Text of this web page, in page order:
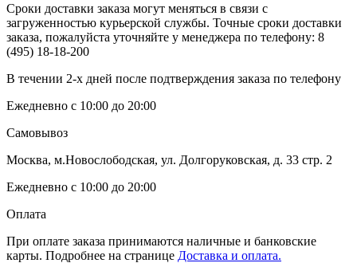
Сроки доставки заказа могут меняться в связи с
загруженностью курьерской службы. Точные сроки доставки
заказа, пожалуйста уточняйте у менеджера по телефону: 8
(495) 18-18-200
В течении 2-х дней после подтверждения заказа по телефону
Ежедневно с 10:00 до 20:00
Самовывоз
Москва, м.Новослободская, ул. Долгоруковская, д. 33 стр. 2
Ежедневно с 10:00 до 20:00
Оплата
При оплате заказа принимаются наличные и банковские
карты. Подробнее на странице Доставка и оплата.